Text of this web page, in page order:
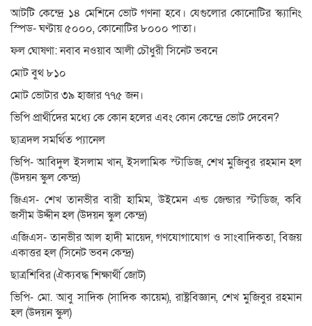
আটটি কেন্দ্রে ১৪ মেশিনে ভোট গণনা হবে। যেগুলোর কোনোটির স্ক্যানিং
স্পিড- ঘণ্টায় ৫০০০, কোনোটির ৮০০০ পাতা।
ফল ঘোষণা: নবাব নওয়াব আলী চৌধুরী সিনেট ভবনে
মোট বুথ ৮১০
মোট ভোটার ৩৯ হাজার ৭৭৫ জন।
ভিপি প্রার্থীদের মধ্যে কে কোন হলের এবং কোন কেন্দ্রে ভোট দেবেন?
ছাত্রদল সমর্থিত প্যানেল
ভিপি- আবিদুল ইসলাম খান, ইসলামিক স্টাডিজ, শেখ মুজিবুর রহমান হল
(উদয়ন স্কুল কেন্দ্র)
জিএস- শেখ তানভীর বারী হামিম, উইমেন এন্ড জেন্ডার স্টাডিজ, কবি
জসীম উদ্দীন হল (উদয়ন স্কুল কেন্দ্র)
এজিএস- তানভীর আল হাদী মায়েদ, গণযোগাযোগ ও সাংবাদিকতা, বিজয়
একাত্তর হল (সিনেট ভবন কেন্দ্র)
ছাত্রশিবির (ঐক্যবদ্ধ শিক্ষার্থী জোট)
ভিপি- মো. আবু সাদিক (সাদিক কায়েম), রাষ্ট্রবিজ্ঞান, শেখ মুজিবুর রহমান
হল (উদয়ন স্কুল)